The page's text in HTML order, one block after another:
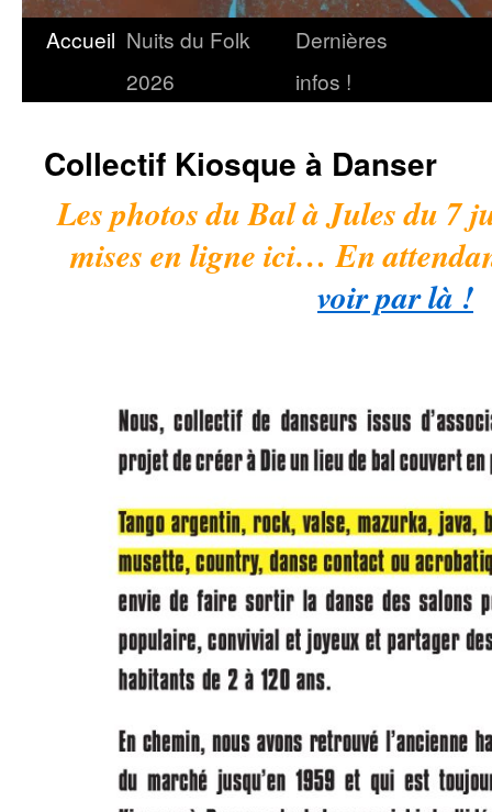
Accueil Nuits du Folk
2026
Dernières
infos !
Collectif Kiosque à Danser
Les photos du Bal à Jules du 7
mises en ligne ici… En
voir par là !